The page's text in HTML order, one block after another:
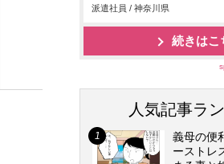
派遣社員 / 神奈川県
続きはこ
人気記事ラ
義母の便
ーストレ